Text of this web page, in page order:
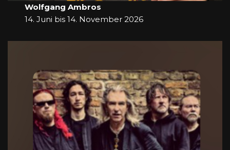
Wolfgang Ambros
14. Juni bis 14. November 2026